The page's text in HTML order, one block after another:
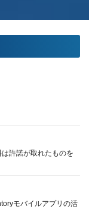
許諾が取れたものを
モバイルアプリの活